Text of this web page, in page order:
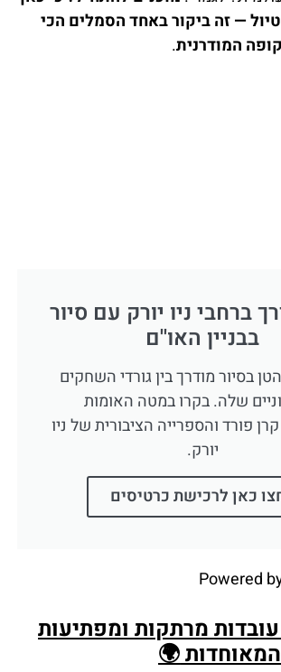
— זה ביקור באחד הסמלים הכי
המודרנית.
ברחבי ניו יורק עם סיור
בבניין האו''ם
בסיור מודרך בין גורדי השחקים
שלה. בקרו במטה האומות
פורד והספרייה הציבורית של ניו
יורק.
כאן לרכישת כרטיסים
Powered
ב 10 עובדות מרתקות ומפתיעות
🌍